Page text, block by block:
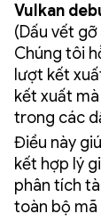
Vulkan
(Dấu vết
Chúng tôi
lượt kết
kết xuất
trong các
Điều này
kết hợp lý
phân tích
toàn bộ mã